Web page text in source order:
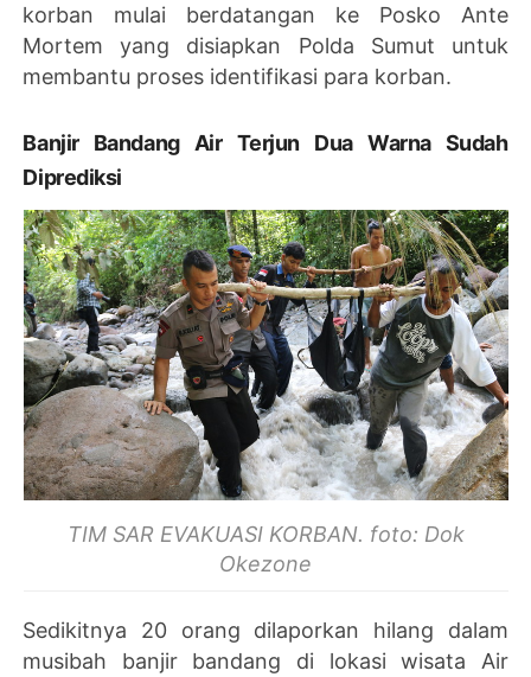
korban mulai berdatangan ke Posko Ante
Mortem yang disiapkan Polda Sumut untuk
membantu proses identifikasi para korban.
Banjir Bandang Air Terjun Dua Warna Sudah
Diprediksi
TIM SAR EVAKUASI KORBAN. foto: Dok
Okezone
Sedikitnya 20 orang dilaporkan hilang dalam
musibah banjir bandang di lokasi wisata Air